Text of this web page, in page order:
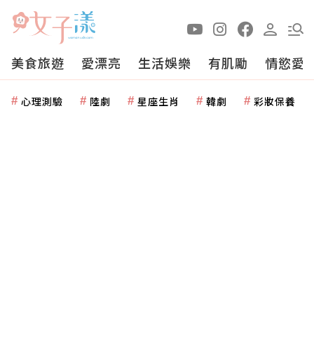
美食旅遊 愛漂亮 生活娛樂 有肌勵 情慾愛
心理測驗 陸劇 星座生肖 韓劇 彩妝保養